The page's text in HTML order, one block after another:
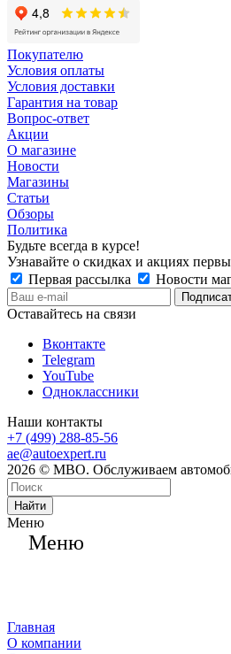
Покупателю
Условия оплаты
Условия доставки
Гарантия на товар
Вопрос-ответ
Акции
О магазине
Новости
Магазины
Статьи
Обзоры
Политика
Будьте всегда в курсе!
Узнавайте о скидках и акциях
Первая рассылка
Новости
Оставайтесь на связи
Вконтакте
Telegram
YouTube
Одноклассники
Наши контакты
+7 (499) 288-85-56
ae@autoexpert.ru
2026 © МВО. Обслуживаем
Найти
Меню
Меню
Главная
О компании